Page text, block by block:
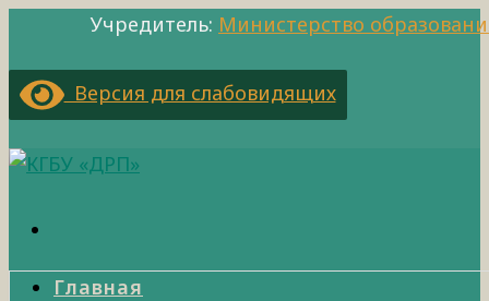
Учредитель: Министерство
Версия для слабовидящих
Главная